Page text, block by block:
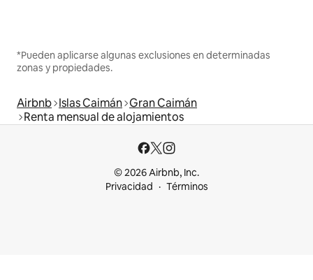
*Pueden aplicarse algunas exclusiones en determinadas
zonas y propiedades.
Airbnb Islas Caimán Gran Caimán
Renta mensual de alojamientos
© 2026 Airbnb, Inc.
Privacidad
Términos